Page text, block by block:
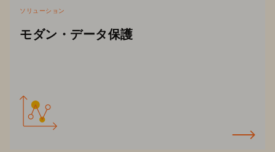
ソリューション
モダン・データ保護